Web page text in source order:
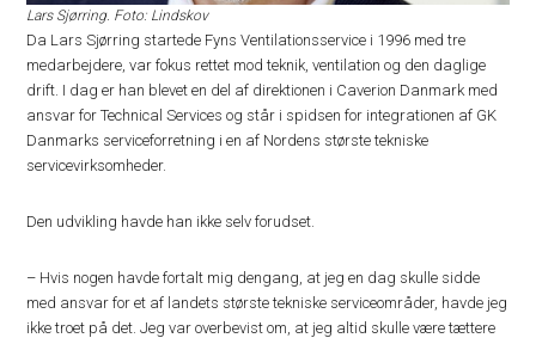
Lars Sjørring. Foto: Lindskov
Da Lars Sjørring startede Fyns Ventilationsservice i 1996 med tre
medarbejdere, var fokus rettet mod teknik, ventilation og den daglige
drift. I dag er han blevet en del af direktionen i Caverion Danmark med
ansvar for Technical Services og står i spidsen for integrationen af GK
Danmarks serviceforretning i en af Nordens største tekniske
servicevirksomheder.
Den udvikling havde han ikke selv forudset.
– Hvis nogen havde fortalt mig dengang, at jeg en dag skulle sidde
med ansvar for et af landets største tekniske serviceområder, havde jeg
ikke troet på det. Jeg var overbevist om, at jeg altid skulle være tættere